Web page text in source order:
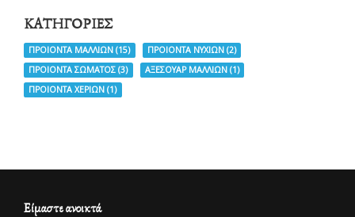
ΚΑΤΗΓΟΡΙΕΣ
ΠΡΟΙΟΝΤΑ ΜΑΛΛΙΩΝ(15) ΠΡΟΙΟΝΤΑ ΝΥΧΙΩΝ (2)
ΠΡΟΙΟΝΤΑ ΣΩΜΑΤΟΣ(3) ΑΞΕΣΟΥΑΡ ΜΑΛΛΙΩΝ (1)
ΠΡΟΙΟΝΤΑ ΧΕΡΙΩΝ(1)
Είμαστε ανοικτά